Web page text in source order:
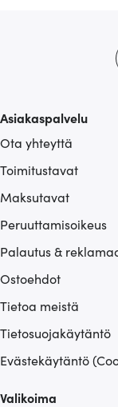
Asiakaspalvelu
Ota yhteyttä
Toimitustavat
Maksutavat
Peruuttamisoikeus
Palautus &
Ostoehdot
Tietoa meistä
Tietosuojakäytäntö
Evästekäytäntö
Valikoima